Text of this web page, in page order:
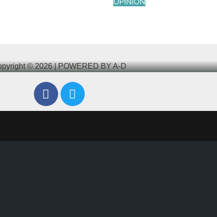
© 2026 | POWERED BY A-D